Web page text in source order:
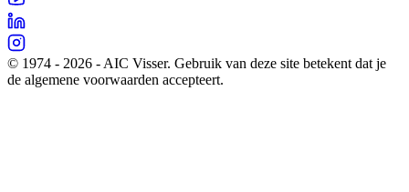
© 1974 - 2026 - AIC Visser. Gebruik van deze site betekent dat je
de algemene voorwaarden accepteert.